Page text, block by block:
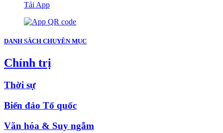
Tải App
DANH SÁCH CHUYÊN MỤC
Chính trị
Thời sự
Biển đảo Tổ quốc
Văn hóa & Suy ngẫm